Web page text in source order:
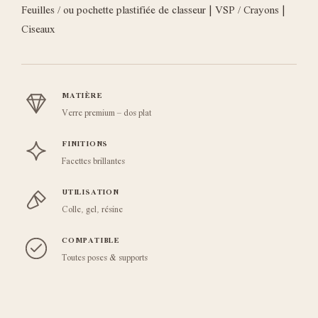
Feuilles / ou pochette plastifiée de classeur | VSP / Crayons |
Ciseaux
MATIÈRE
Verre premium – dos plat
FINITIONS
Facettes brillantes
UTILISATION
Colle, gel, résine
COMPATIBLE
Toutes poses & supports